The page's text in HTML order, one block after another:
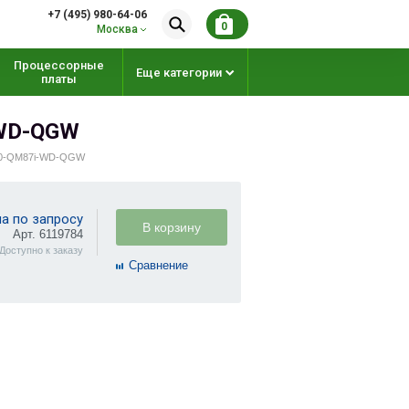
+7 (495) 980-64-06
Москва
0
Процессорные
платы
Еще категории
QGW
QM87i-WD-QGW
по запросу
Арт. 6119784
к заказу
В корзину
Cравнение